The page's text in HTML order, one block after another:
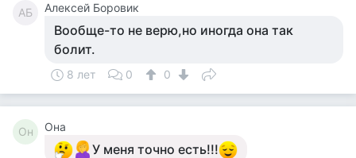
АБ Алексей Боровик
Вообще-то не верю,но иногда она так
болит.
8 лет 0 0
Он Она
У меня точно есть!!!